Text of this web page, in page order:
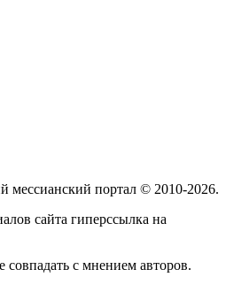
портал © 2010-2026.
сайта гиперссылка на
с мнением авторов.